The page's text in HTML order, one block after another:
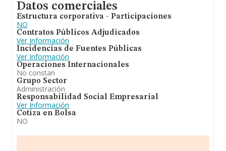
Datos comerciales
Estructura corporativa - Participaciones
NO
Contratos Públicos Adjudicados
Ver Información
Incidencias de Fuentes Públicas
Ver Información
Operaciones Internacionales
No constan
Grupo Sector
Administración
Responsabilidad Social Empresarial
Ver Información
Cotiza en Bolsa
NO